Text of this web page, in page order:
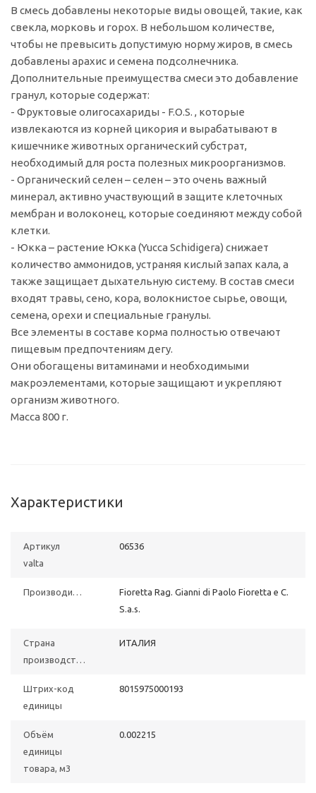
В смесь добавлены некоторые виды овощей, такие, как
свекла, морковь и горох. В небольшом количестве,
чтобы не превысить допустимую норму жиров, в смесь
добавлены арахис и семена подсолнечника.
Дополнительные преимущества смеси это добавление
гранул, которые содержат:
- Фруктовые олигосахариды - F.O.S. , которые
извлекаются из корней цикория и вырабатывают в
кишечнике животных органический субстрат,
необходимый для роста полезных микроорганизмов.
- Органический селен – селен – это очень важный
минерал, активно участвующий в защите клеточных
мембран и волоконец, которые соединяют между собой
клетки.
- Юкка – растение Юкка (Yucca Schidigera) снижает
количество аммонидов, устраняя кислый запах кала, а
также защищает дыхательную систему. В состав смеси
входят травы, сено, кора, волокнистое сырье, овощи,
семена, орехи и специальные гранулы.
Все элементы в составе корма полностью отвечают
пищевым предпочтениям дегу.
Они обогащены витаминами и необходимыми
макроэлементами, которые защищают и укрепляют
организм животного.
Масса 800 г.
Характеристики
Артикул
valta
06536
Производитель
Fioretta Rag. Gianni di Paolo Fioretta e C.
S.a.s.
Страна
производства
ИТАЛИЯ
Штрих-код
единицы
8015975000193
Объём
единицы
товара, м3
0.002215